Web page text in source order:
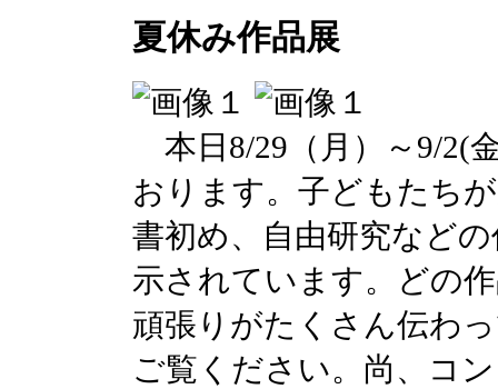
夏休み作品展
本日8/29（月）～9/2(
おります。子どもたち
書初め、自由研究など
示されています。どの
頑張りがたくさん伝わ
ご覧ください。尚、コ